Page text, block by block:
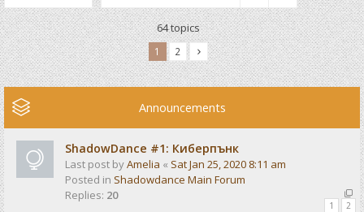
64 topics
1 2
Announcements
ShadowDance #1: Киберпънк
Last post byAmelia « Sat Jan 25, 2020 8:11 am
Posted in Shadowdance Main Forum
Replies: 20
1 2